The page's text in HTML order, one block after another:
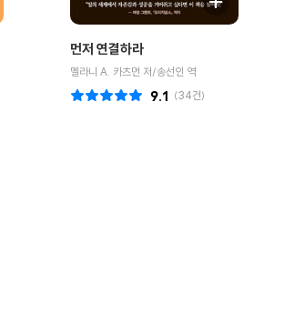
먼저 연결하라
멜라니 A. 카츠먼 저/송선인 역
(34건)
9.1